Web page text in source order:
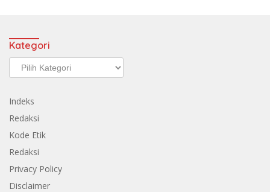
Kategori
Kategori
Indeks
Redaksi
Kode Etik
Redaksi
Privacy Policy
Disclaimer